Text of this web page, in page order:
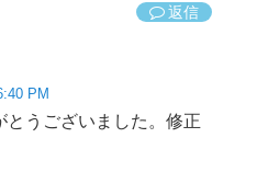
返信
PM
とうございました。修正